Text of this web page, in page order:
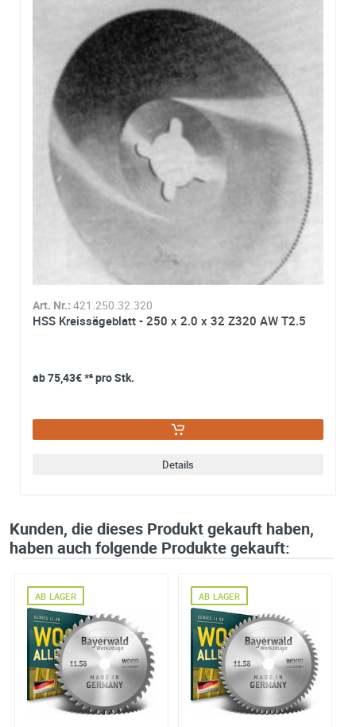
Art. Nr.: 421.250.32.320
HSS Kreissägeblatt - 250 x 2.0 x 32 Z320 AW T2.5
ab75,43€*² pro Stk.
Details
Kunden, die dieses Produkt gekauft haben,
haben auch folgende Produkte gekauft:
AB LAGER AB LAGER